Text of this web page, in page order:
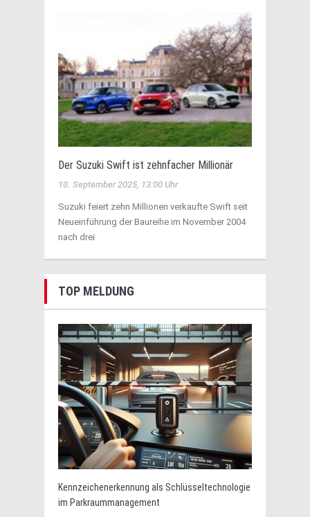
Der Suzuki Swift ist zehnfacher Millionär
10. September 2025, 13:00 Uhr
Suzuki feiert zehn Millionen verkaufte Swift seit
Neueinführung der Baureihe im November 2004
nach drei
TOP MELDUNG
Kennzeichenerkennung als Schlüsseltechnologie
im Parkraummanagement